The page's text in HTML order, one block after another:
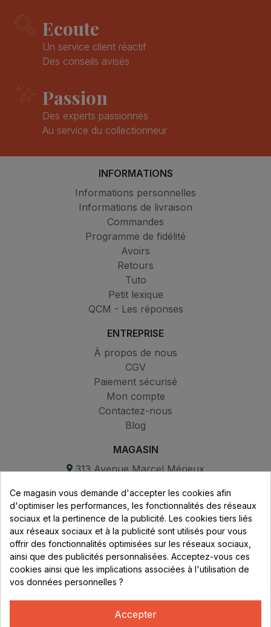
Ecoute
Un service client réactif
Des conseils avisés
Passion
Des experts passionnés
Au service du collectionneur
INFORMATIONS
Informations personnelles
Informations de livraison
Commandes
Programme de fidélité
Avoirs
Retours
Tuto
Petit lexique
QCM - Les réponses
ENTREPRISE
À propos de nous
CGV
Paiement sécurisé
Mon compte
Contactez-nous
Blog
MAGASIN
313 Avenue Marcel Mérieux
69530 Brignais
Lundi au vendredi :
8h - 16h
uniquement sur Rendez-vous
CONTACT
04 78 37 00 68
Ce magasin vous demande d'accepter les cookies afin
d'optimiser les performances, les fonctionnalités des réseaux
sociaux et la pertinence de la publicité. Les cookies tiers liés
aux réseaux sociaux et à la publicité sont utilisés pour vous
offrir des fonctionnalités optimisées sur les réseaux sociaux,
ainsi que des publicités personnalisées. Acceptez-vous ces
cookies ainsi que les implications associées à l'utilisation de
vos données personnelles ?
Accepter